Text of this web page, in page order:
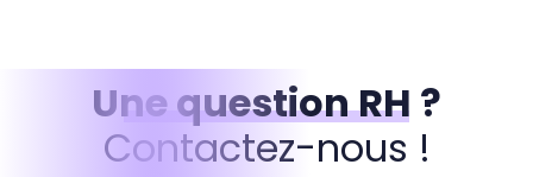
Une question RH ?
Contactez-nous !